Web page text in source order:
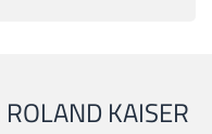
KAISER